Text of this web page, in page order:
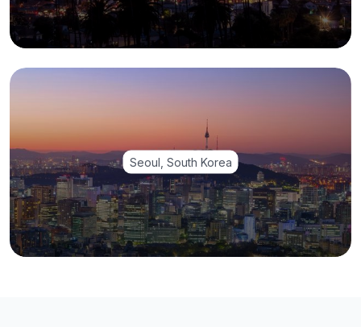
Seoul, South Korea